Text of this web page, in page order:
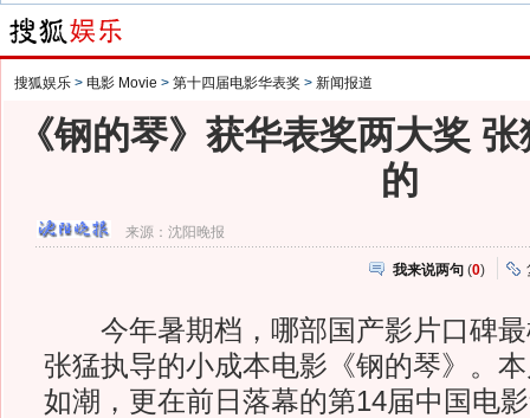
搜狐娱乐 > 电影 Movie > 第十四届电影华表奖 > 新闻报道
《钢的琴》获华表奖两大奖
的
来源：沈阳晚报
我来说两句 (0)
今年暑期档，哪部国产影片口碑最
张猛执导的小成本电影《钢的琴》。
如潮，更在前日落幕的第14届中国电